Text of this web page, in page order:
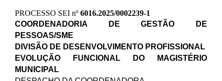
PROCESSO SEI nº 6016.2025/0002239-1
COORDENADORIA DE GESTÃO DE
PESSOAS/SME
DIVISÃO DE DESENVOLVIMENTO PROFISSIONAL
EVOLUÇÃO FUNCIONAL DO MAGISTÉRIO
MUNICIPAL